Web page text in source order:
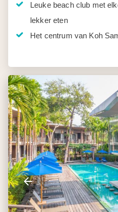
Leuke beach club met
lekker eten
Het centrum van Koh